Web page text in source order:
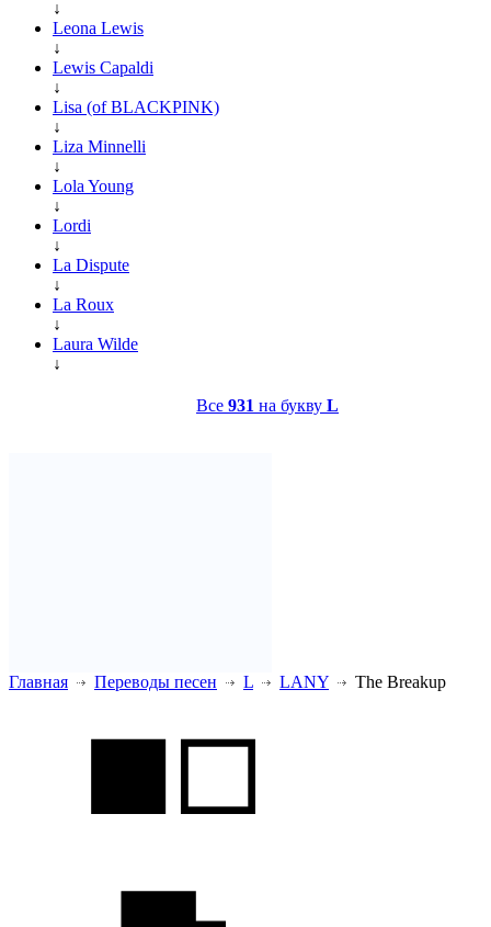
↓
Leona Lewis
↓
Lewis Capaldi
↓
Lisa (of BLACKPINK)
↓
Liza Minnelli
↓
Lola Young
↓
Lordi
↓
La Dispute
↓
La Roux
↓
Laura Wilde
↓
Все 931 на букву L
Главная Переводы песен L LANY The Breakup